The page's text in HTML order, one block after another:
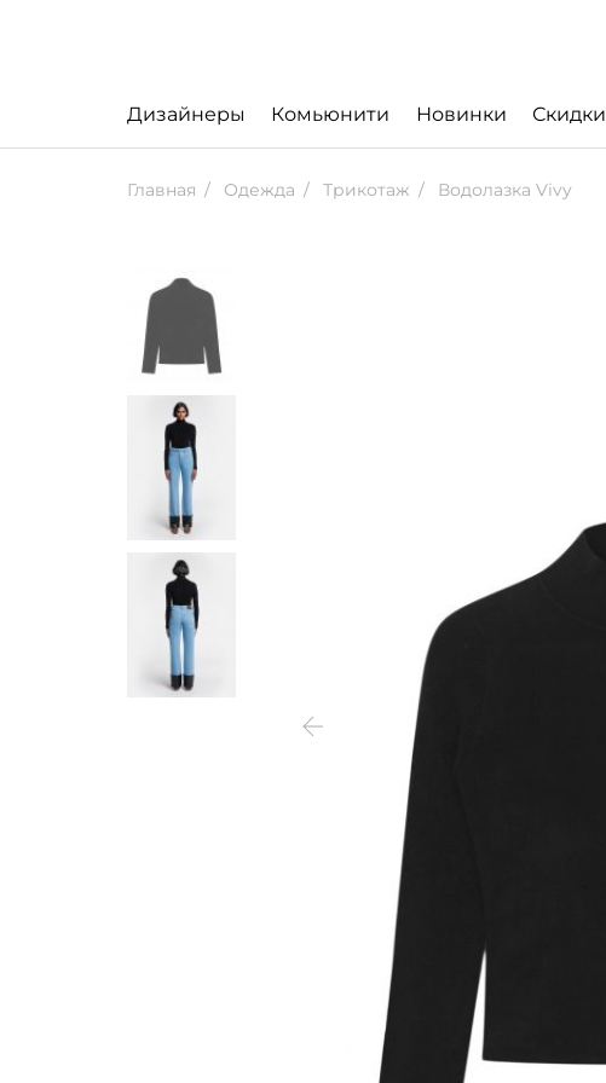
Дизайнеры Комьюнити Новинки Скидки
Главная Одежда Трикотаж Водолазка Vivy